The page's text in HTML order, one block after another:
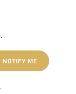
NOTIFY ME